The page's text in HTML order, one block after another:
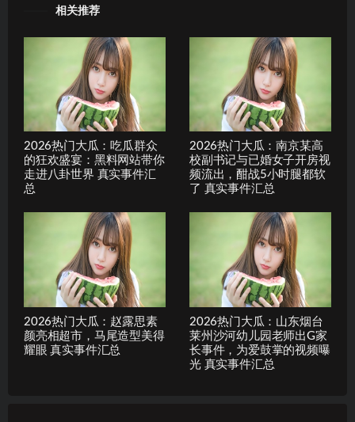
相关推荐
2026热门大瓜：吃瓜群众
的狂欢盛宴：黑料网站带你
走进八卦世界 真实事件汇
总
2026热门大瓜：南京某高
校副书记与已婚女子开房视
频流出，酣战5小时腿都软
了 真实事件汇总
2026热门大瓜：赵露思素
颜亮相超市，马尾造型美得
耀眼 真实事件汇总
2026热门大瓜：山东烟台
莱州沙河幼儿园老师出G家
长事件，为爱鼓掌的视频曝
光 真实事件汇总